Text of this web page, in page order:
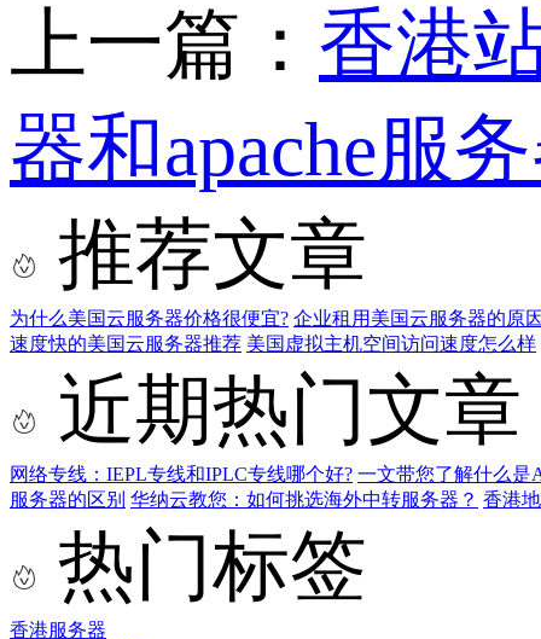
上一篇： 香港
器和apache服
推荐文章
为什么美国云服务器价格很便宜? 企业租用美国云服务器的原
速度快的美国云服务器推荐 美国虚拟主机空间访问速度怎么样
近期热门文章
网络专线：IEPL专线和IPLC专线哪个好? 一文带您了解什么是
服务器的区别 华纳云教您：如何挑选海外中转服务器？ 香港
热门标签
香港服务器